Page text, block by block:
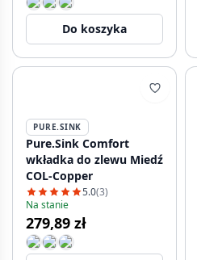
Do koszyka
PURE.SINK
Pure.Sink Comfort
wkładka do zlewu Miedź
COL-Copper
5.0(3)
Na stanie
279,89 zł